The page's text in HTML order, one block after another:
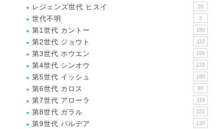
レジェンズ世代 ヒスイ 29
世代不明 3
第1世代 カントー 180
第2世代 ジョウト 110
第3世代 ホウエン 166
第4世代 シンオウ 133
第5世代 イッシュ 188
第6世代 カロス 98
第7世代 アローラ 119
第8世代 ガラル 122
第9世代 パルデア 138